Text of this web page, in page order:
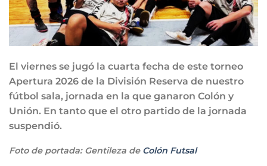
El viernes se jugó la cuarta fecha de este torneo
Apertura 2026 de la División Reserva de nuestro
fútbol sala, jornada en la que ganaron Colón y
Unión. En tanto que el otro partido de la jornada
suspendió.
Foto de portada: Gentileza de Colón Futsal